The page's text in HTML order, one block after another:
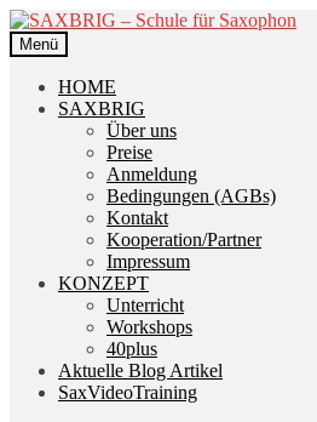
Zur
Navigation
springen
Zum
Inhalt
springen
Menü
HOME
SAXBRIG
Über uns
Preise
Anmeldung
Bedingungen (AGBs)
Kontakt
Kooperation/Partner
Impressum
KONZEPT
Unterricht
Workshops
40plus
Aktuelle Blog Artikel
SaxVideoTraining